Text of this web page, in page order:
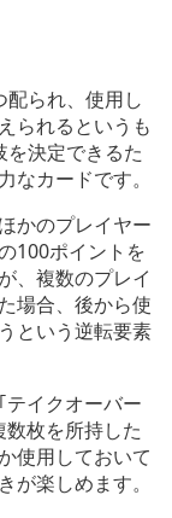
配られ、使用し
られるというも
決定できるた
カードです。
かのプレイヤー
100ポイントを
、複数のプレイ
場合、後から使
という逆転要素
イクオーバー
枚を所持した
使用しておいて
楽しめます。